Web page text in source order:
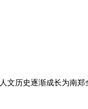
文历史逐渐成长为南郑